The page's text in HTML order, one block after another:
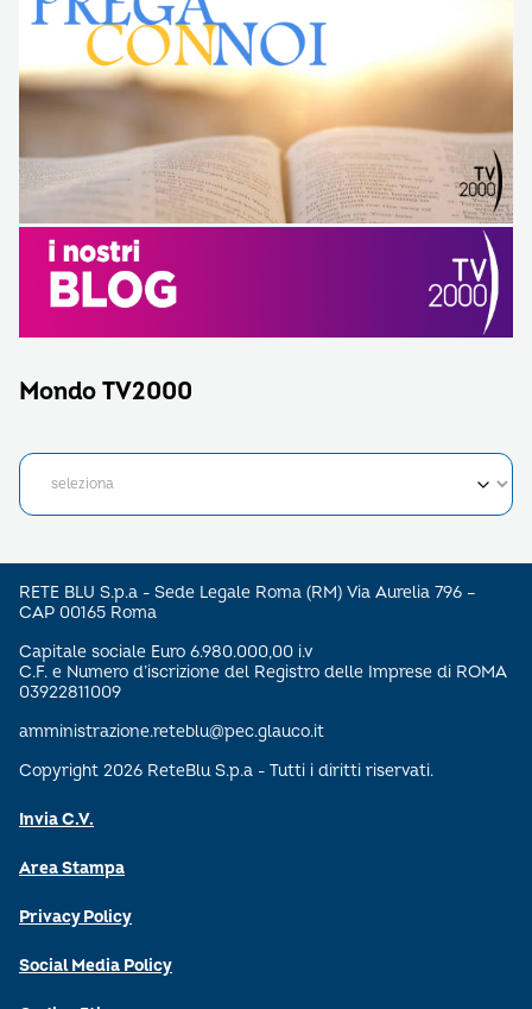
Mondo TV2000
RETE BLU S.p.a - Sede Legale Roma (RM) Via Aurelia 796 –
CAP 00165 Roma
Capitale sociale Euro 6.980.000,00 i.v
C.F. e Numero d’iscrizione del Registro delle Imprese di ROMA
03922811009
amministrazione.reteblu@pec.glauco.it
Copyright 2026 ReteBlu S.p.a - Tutti i diritti riservati.
Invia C.V.
Area Stampa
Privacy Policy
Social Media Policy